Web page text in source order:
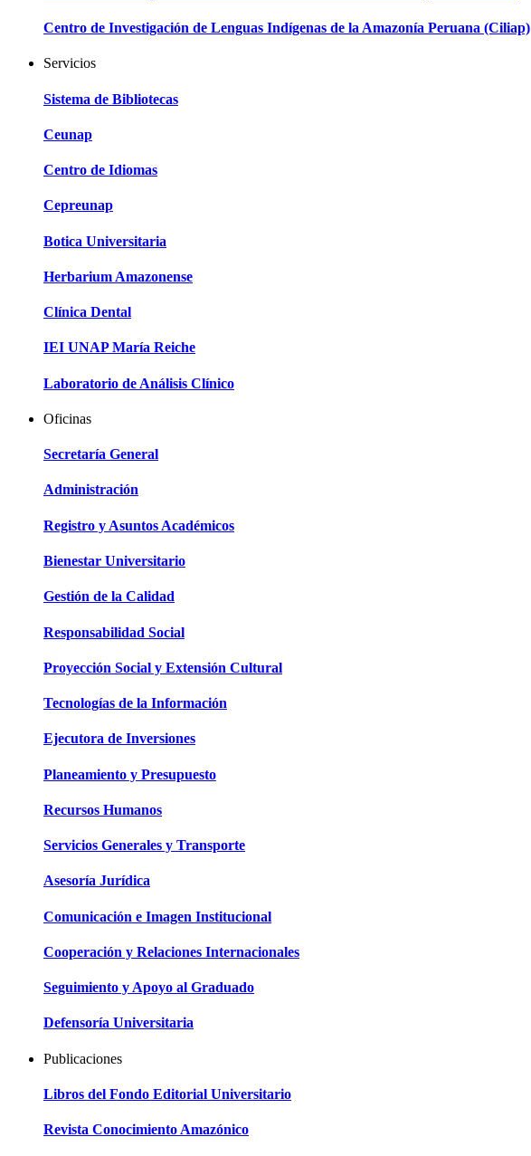
Centro de Investigación de Lenguas Indígenas de la Amazonía Peruana (Ciliap)
Servicios
Sistema de Bibliotecas
Ceunap
Centro de Idiomas
Cepreunap
Botica Universitaria
Herbarium Amazonense
Clínica Dental
IEI UNAP María Reiche
Laboratorio de Análisis Clínico
Oficinas
Secretaría General
Administración
Registro y Asuntos Académicos
Bienestar Universitario
Gestión de la Calidad
Responsabilidad Social
Proyección Social y Extensión Cultural
Tecnologías de la Información
Ejecutora de Inversiones
Planeamiento y Presupuesto
Recursos Humanos
Servicios Generales y Transporte
Asesoría Jurídica
Comunicación e Imagen Institucional
Cooperación y Relaciones Internacionales
Seguimiento y Apoyo al Graduado
Defensoría Universitaria
Publicaciones
Libros del Fondo Editorial Universitario
Revista Conocimiento Amazónico